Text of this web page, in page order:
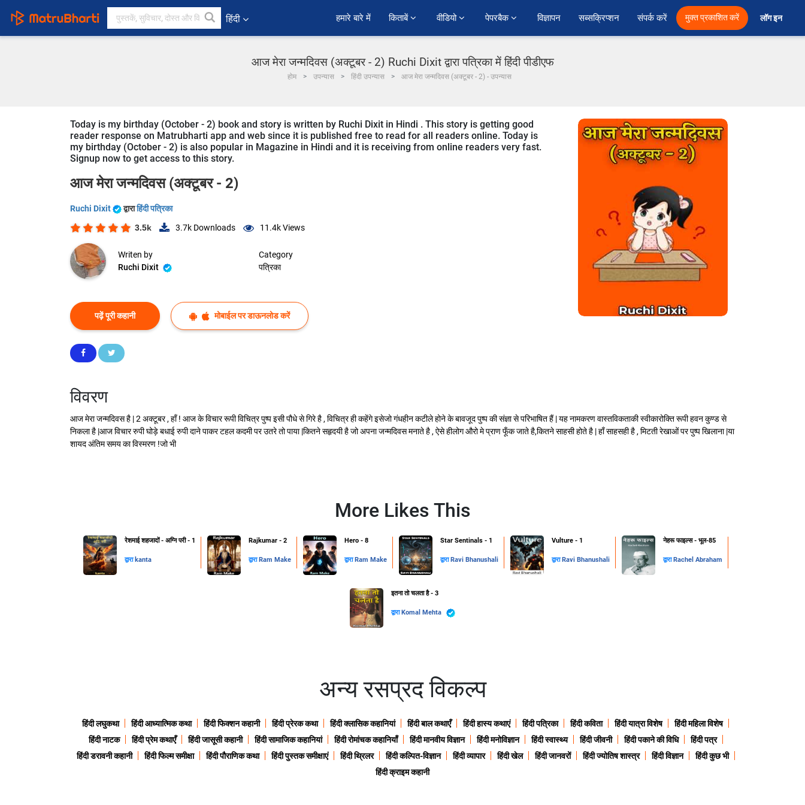
हिंदी हमारे बारे में किताबें वीडियो पेपरबैक विज्ञापन सब्सक्रिप्शन संपर्क करें मुक्त प्रकाशित करें लॉग इन
आज मेरा जन्मदिवस (अक्टूबर - 2) Ruchi Dixit द्वारा पत्रिका में हिंदी पीडीएफ
होम उपन्यास हिंदी उपन्यास आज मेरा जन्मदिवस (अक्टूबर - 2) - उपन्यास
Today is my birthday (October - 2) book and story is written by Ruchi Dixit in Hindi . This story is getting good
reader response on Matrubharti app and web since it is published free to read for all readers online. Today is
my birthday (October - 2) is also popular in Magazine in Hindi and it is receiving from online readers very fast.
Signup now to get access to this story.
आज मेरा जन्मदिवस (अक्टूबर - 2)
Ruchi Dixit द्वाराहिंदी पत्रिका
3.5k 3.7k Downloads 11.4kViews
Writen by
Ruchi Dixit
Category
पत्रिका
पढ़ें पूरी कहानी मोबाईल पर डाऊनलोड करें
विवरण
आज मेरा जन्मदिवस है | 2 अक्टूबर , हाँ ! आज के विचार रूपी विचित्र पुष्प इसी पौधे से गिरे है , विचित्र ही कहेंगे इसेजो गंधहीन कटीले होने के बावजूद पुष्प की संज्ञा से परिभाषित हैं | यह नामकरण वास्तविकताकी स्वीकारोक्ति रूपी हवन कुण्ड से
निकला है |आज विचार रुपी घोड़े बधाई रुपी दाने पाकर टहल कदमी पर उतरे तो पाया |कितने सहृदयी है जो अपना जन्मदिवस मनाते है , ऐसे हीलोग औरो मे प्राण फूँक जाते है,कितने साहसी होते है | हाँ साहसही है , मिटती रेखाओं पर पुष्प खिलाना |या
शायद अंतिम समय का विस्मरण !जो भी
More Likes This
रेशमाई शहजादों - अग्नि परी - 1
द्वारा kanta
Rajkumar - 2
द्वारा Ram Make
Hero - 8
द्वारा Ram Make
Star Sentinals - 1
द्वारा Ravi Bhanushali
Vulture - 1
द्वारा Ravi Bhanushali
नेहरू फाइल्स - भूल-85
द्वारा Rachel Abraham
इतना तो चलता है - 3
द्वारा Komal Mehta
अन्य रसप्रद विकल्प
हिंदी लघुकथा हिंदी आध्यात्मिक कथा हिंदी फिक्शन कहानी हिंदी प्रेरक कथा हिंदी क्लासिक कहानियां हिंदी बाल कथाएँ हिंदी हास्य कथाएं हिंदी पत्रिका हिंदी कविता हिंदी यात्रा विशेष
हिंदी महिला विशेष
हिंदी नाटक
हिंदी प्रेम कथाएँ हिंदी जासूसी कहानी हिंदी सामाजिक कहानियां हिंदी रोमांचक कहानियाँ हिंदी मानवीय विज्ञान हिंदी मनोविज्ञान हिंदी स्वास्थ्य हिंदी जीवनी हिंदी पकाने की विधि
हिंदी पत्र
हिंदी डरावनी कहानी
हिंदी फिल्म समीक्षा हिंदी पौराणिक कथा हिंदी पुस्तक समीक्षाएं हिंदी थ्रिलर हिंदी कल्पित-विज्ञान हिंदी व्यापार हिंदी खेल हिंदी जानवरों हिंदी ज्योतिष शास्त्र हिंदी विज्ञान
हिंदी कुछ भी
हिंदी क्राइम कहानी